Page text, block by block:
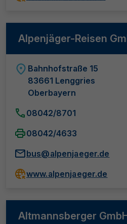
Alpenjäger-Reisen
Bahnhofstraße 15
83661 Lenggries
Oberbayern
08042/8701
08042/4633
bus@alpenjaeger.de
www.alpenjaeger.de
Altmannsberger